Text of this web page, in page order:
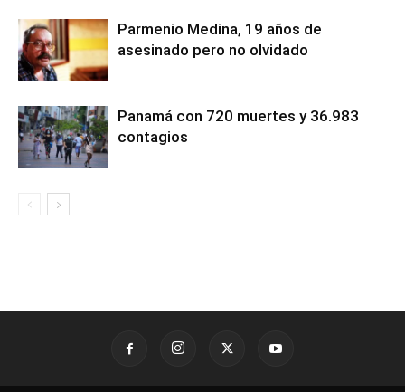
Parmenio Medina, 19 años de
asesinado pero no olvidado
Panamá con 720 muertes y 36.983
contagios